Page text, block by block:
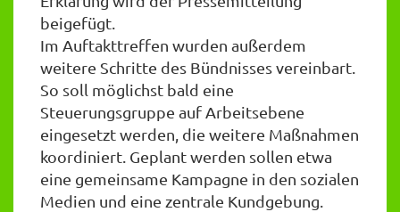
beigefügt.
Im Auftakttreffen wurden außerdem
weitere Schritte des Bündnisses vereinbart.
So soll möglichst bald eine
Steuerungsgruppe auf Arbeitsebene
eingesetzt werden, die weitere Maßnahmen
koordiniert. Geplant werden sollen etwa
eine gemeinsame Kampagne in den sozialen
Medien und eine zentrale Kundgebung.